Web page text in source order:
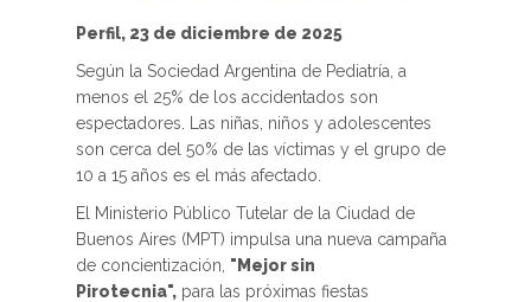
Perfil, 23 de diciembre de 2025
Según la Sociedad Argentina de Pediatría, a
menos el 25% de los accidentados son
espectadores. Las niñas, niños y adolescentes
son cerca del 50% de las víctimas y el grupo de
10 a 15 años es el más afectado.
El Ministerio Público Tutelar de la Ciudad de
Buenos Aires (MPT) impulsa una nueva campaña
de concientización, "Mejor sin
Pirotecnia", para las próximas fiestas